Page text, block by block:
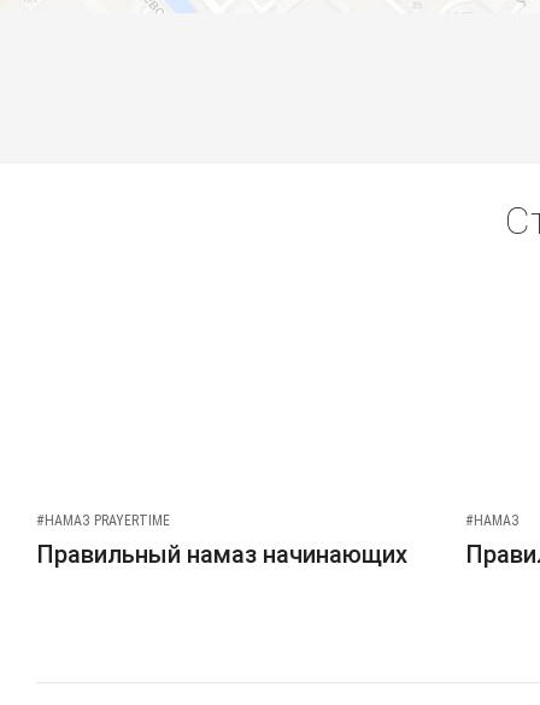
#НАМАЗ PRAYERTIME
Правильный намаз начинающих
#НАМАЗ